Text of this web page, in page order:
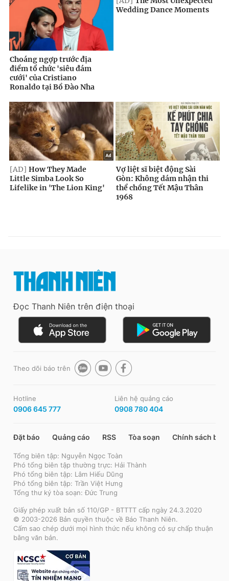
Đọc Thanh Niên trên điện thoại
Theo dõi báo trên
Hotline
0906 645 777
Liên hệ quảng cáo
0908 780 404
Đặt báo Quảng cáo RSS Tòa soạn Chính sách bảo
Tổng biên tập: Nguyễn Ngọc Toàn
Phó tổng biên tập thường trực: Hải Thành
Phó tổng biên tập: Lâm Hiếu Dũng
Phó tổng biên tập: Trần Việt Hưng
Tổng thư ký tòa soạn: Đức Trung
Giấy phép xuất bản số 110/GP - BTTTT cấp ngày 24.3.2020
© 2003-2026 Bản quyền thuộc về Báo Thanh Niên.
Cấm sao chép dưới mọi hình thức nếu không có sự chấp thuận
bằng văn bản.